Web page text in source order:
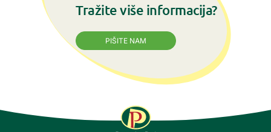
Tražite više informacija?
PIŠITE NAM